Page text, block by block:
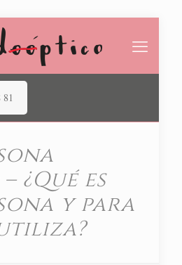
¿Qué es
y para